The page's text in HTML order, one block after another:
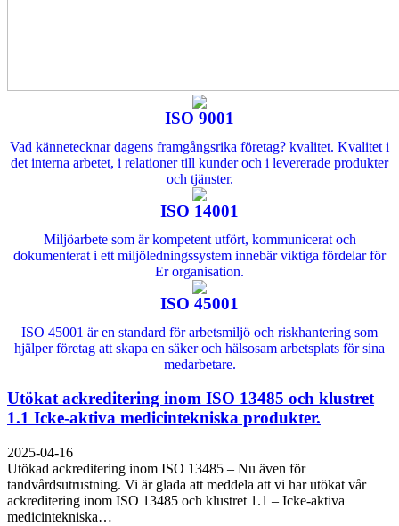
ISO 9001
Vad kännetecknar dagens framgångsrika företag? kvalitet. Kvalitet i
det interna arbetet, i relationer till kunder och i levererade produkter
och tjänster.
ISO 14001
Miljöarbete som är kompetent utfört, kommunicerat och
dokumenterat i ett miljöledningssystem innebär viktiga fördelar för
Er organisation.
ISO 45001
ISO 45001 är en standard för arbetsmiljö och riskhantering som
hjälper företag att skapa en säker och hälsosam arbetsplats för sina
medarbetare.
Utökat ackreditering inom ISO 13485 och klustret
1.1 Icke-aktiva medicintekniska produkter.
2025-04-16
Utökad ackreditering inom ISO 13485 – Nu även för
tandvårdsutrustning. Vi är glada att meddela att vi har utökat vår
ackreditering inom ISO 13485 och klustret 1.1 – Icke-aktiva
medicintekniska…